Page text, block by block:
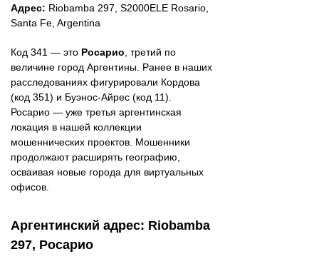
Адрес: Riobamba 297, S2000ELE Rosario,
Santa Fe, Argentina
Код 341 — это Росарио , третий по
величине город Аргентины. Ранее в наших
расследованиях фигурировали Кордова
(код 351) и Буэнос-Айрес (код 11).
Росарио — уже третья аргентинская
локация в нашей коллекции
мошеннических проектов. Мошенники
продолжают расширять географию,
осваивая новые города для виртуальных
офисов.
Аргентинский адрес: Riobamba
297, Росарио